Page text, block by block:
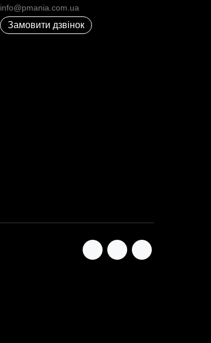
info@pmania.com.ua
Замовити дзвінок